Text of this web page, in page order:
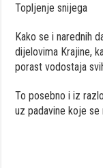
Topljenje snijega
Kako se i narednih
dijelovima Krajine,
porast vodostaja
To posebno i iz
uz padavine koje